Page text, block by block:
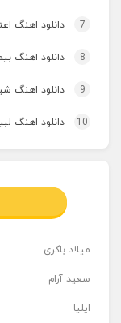
7 دانلود اهنگ
8 دانلود اهنگ
9 دانلود اهنگ
10 دانلود اهنگ
میلاد باکری
سعید آرام
ایلیا